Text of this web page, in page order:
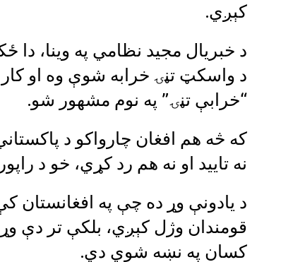
کېږي.
د خبریال مجید نظامي په وینا،
د واسکټ تڼۍ خرابه شوې وه او
“خرابې تڼۍ” په نوم مشهور شو.
که څه هم افغان چارواکو د
نه تایید او نه هم رد کړي، خو د
د يادونې وړ ده چې په
قومندان وژل کېږي، بلکې تر دې
کسان په نښه شوي دي.